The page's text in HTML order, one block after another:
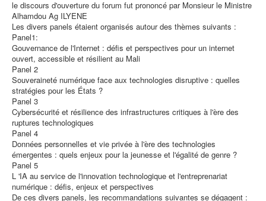
le discours d'ouverture du forum fut prononcé par Monsieur le Ministre
Alhamdou Ag ILYENE
Les divers panels étaient organisés autour des thèmes suivants :
Panel1:
Gouvernance de l'Internet : défis et perspectives pour un internet
ouvert, accessible et résilient au Mali
Panel 2
Souveraineté numérique face aux technologies disruptive : quelles
stratégies pour les États ?
Panel 3
Cybersécurité et résilience des infrastructures critiques à l'ère des
ruptures technologiques
Panel 4
Données personnelles et vie privée à l'ère des technologies
émergentes : quels enjeux pour la jeunesse et l'égalité de genre ?
Panel 5
L 'IA au service de l'innovation technologique et l'entreprenariat
numérique : défis, enjeux et perspectives
De ces divers panels, les recommandations suivantes se dégagent :